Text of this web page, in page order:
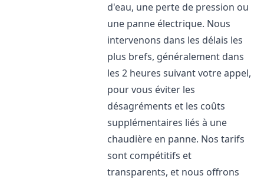
d'eau, une perte de pression ou
une panne électrique. Nous
intervenons dans les délais les
plus brefs, généralement dans
les 2 heures suivant votre appel,
pour vous éviter les
désagréments et les coûts
supplémentaires liés à une
chaudière en panne. Nos tarifs
sont compétitifs et
transparents, et nous offrons